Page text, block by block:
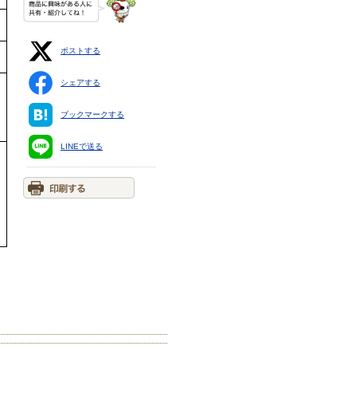
ポストする
シェアする
ブックマークする
LINEで送る